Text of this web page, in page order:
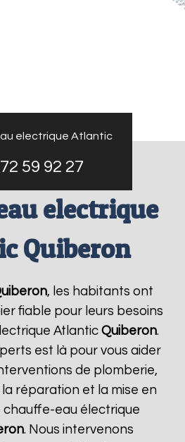
electrique Atlantic
59 92 27
electrique
Quiberon
, les habitants ont
fiable pour leurs besoins
Atlantic Quiberon.
est là pour vous aider
de plomberie,
réparation et la mise en
chauffe-eau électrique
. Nous intervenons